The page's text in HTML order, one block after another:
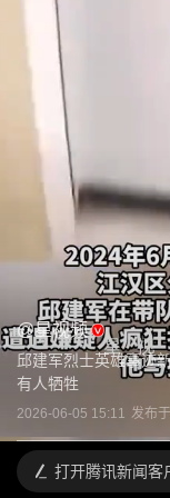
@星视频
邱建军烈士英雄事迹
有人牺牲
2026-06-05 15:11 发布于
打开腾讯新闻客